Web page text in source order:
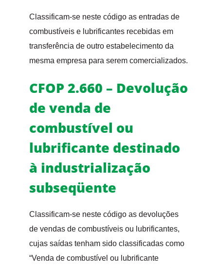
Classificam-se neste código as entradas de
combustíveis e lubrificantes recebidas em
transferência de outro estabelecimento da
mesma empresa para serem comercializados.
CFOP 2.660 – Devolução
de venda de
combustível ou
lubrificante destinado
à industrialização
subseqüente
Classificam-se neste código as devoluções
de vendas de combustíveis ou lubrificantes,
cujas saídas tenham sido classificadas como
“Venda de combustível ou lubrificante